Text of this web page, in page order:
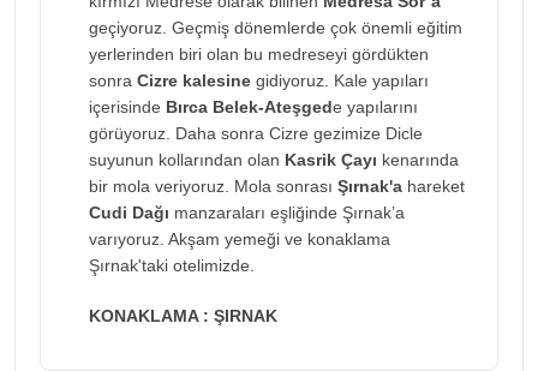
geçiyoruz. Geçmiş dönemlerde çok önemli eğitim
yerlerinden biri olan bu medreseyi gördükten
sonra Cizre kalesine gidiyoruz. Kale yapıları
içerisinde Bırca Belek-Ateşgede yapılarını
görüyoruz. Daha sonra Cizre gezimize Dicle
suyunun kollarından olan Kasrik Çayı kenarında
bir mola veriyoruz. Mola sonrası Şırnak'a hareket
Cudi Dağı manzaraları eşliğinde Şırnak’a
varıyoruz. Akşam yemeği ve konaklama
Şırnak'taki otelimizde.
KONAKLAMA : ŞIRNAK